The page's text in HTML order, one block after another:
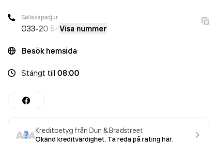
Sällskapsdjur
033-20 54 Visa nummer
Besök hemsida
Stängt till 08:00
Kreditbetyg från Dun & Bradstreet
Okänd kreditvärdighet. Ta reda på rating här.